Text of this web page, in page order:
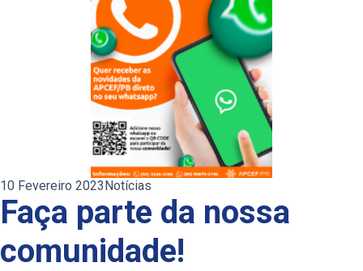
Faça parte da nossa
comunidade!
10 Fevereiro 2023Notícias